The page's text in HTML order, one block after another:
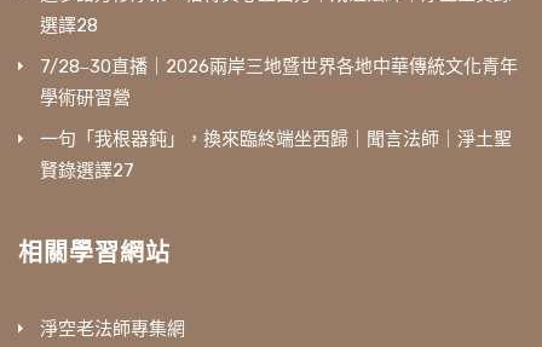
選譯28
7/28‒30直播｜2026兩岸三地暨世界各地中華傳統文化青年
學術研習營
一句「我根器鈍」，換來臨終端坐西歸｜聞言法師｜淨土聖
賢錄選譯27
相關學習網站
淨空老法師專集網